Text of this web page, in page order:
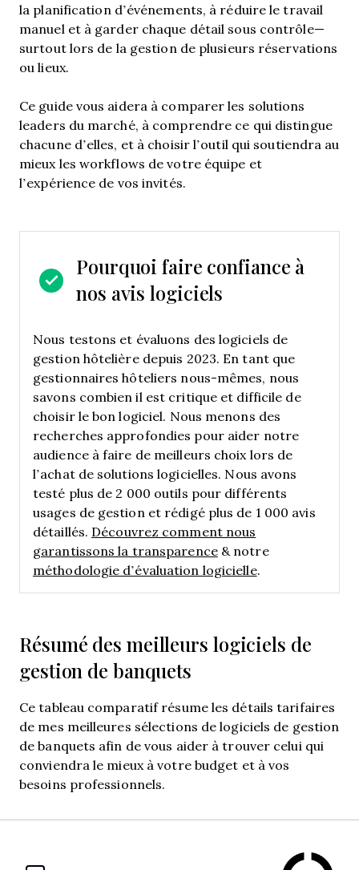
la planification d’événements, à réduire le travail
manuel et à garder chaque détail sous contrôle—
surtout lors de la gestion de plusieurs réservations
ou lieux.
Ce guide vous aidera à comparer les solutions
leaders du marché, à comprendre ce qui distingue
chacune d’elles, et à choisir l’outil qui soutiendra au
mieux les workflows de votre équipe et
l’expérience de vos invités.
Pourquoi faire confiance à
nos avis logiciels
Nous testons et évaluons des logiciels de
gestion hôtelière depuis 2023. En tant que
gestionnaires hôteliers nous-mêmes, nous
savons combien il est critique et difficile de
choisir le bon logiciel. Nous menons des
recherches approfondies pour aider notre
audience à faire de meilleurs choix lors de
l’achat de solutions logicielles. Nous avons
testé plus de 2 000 outils pour différents
usages de gestion et rédigé plus de 1 000 avis
détaillés. Découvrez comment nous
garantissons la transparence& notre
méthodologie d’évaluation logicielle.
Résumé des meilleurs logiciels de
gestion de banquets
Ce tableau comparatif résume les détails tarifaires
de mes meilleures sélections de logiciels de gestion
de banquets afin de vous aider à trouver celui qui
conviendra le mieux à votre budget et à vos
besoins professionnels.